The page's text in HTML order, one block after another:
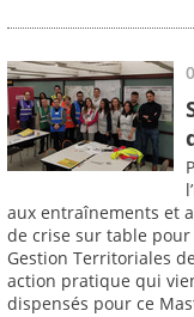
aux entraînements et
de crise sur table
Gestion Territoriales
action pratique qui
dispensés pour ce